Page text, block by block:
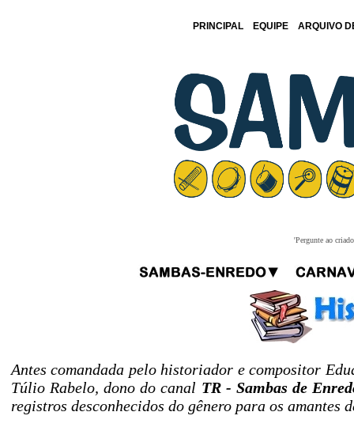
PRINCIPAL EQUIPE ARQUIVO
'Pergunte ao
Antes comandada pelo historiador e compositor
Túlio Rabelo, dono do canal TR - Sambas de
registros desconhecidos do gênero para os amantes